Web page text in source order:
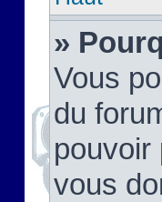
»
Vous
du
pouvoir
vous